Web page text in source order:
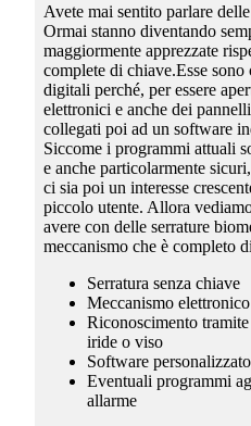
Avete mai sentito parlare
Ormai stanno diventando
maggiormente apprezzate
complete di chiave.Esse sono
digitali perché, per essere
elettronici e anche dei
collegati poi ad un software
Siccome i programmi attuali
e anche particolarmente
ci sia poi un interesse
piccolo utente. Allora
avere con delle serrature
meccanismo che è completo
Serratura senza chiave
Meccanismo
Riconoscimento
iride o viso
Software personalizzato
Eventuali programmi
allarme